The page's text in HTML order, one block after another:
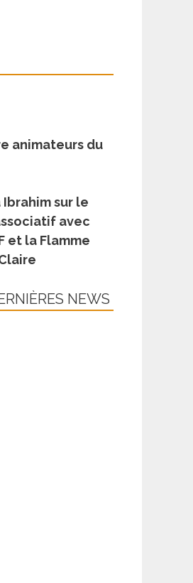
animateurs du
Ibrahim sur le
avec
et la Flamme
NEWS